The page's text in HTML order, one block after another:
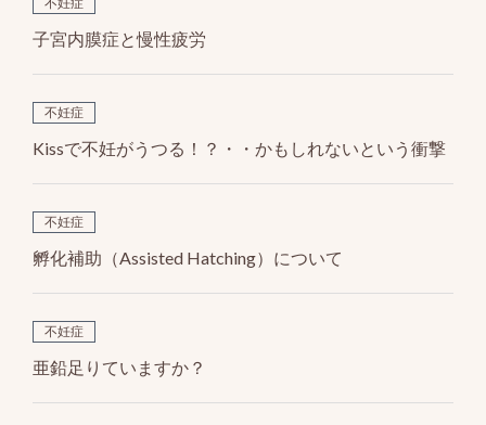
k
子宮内膜症と慢性疲労
不妊症
Kissで不妊がうつる！？・・かもしれないという衝撃
不妊症
孵化補助（Assisted Hatching）について
不妊症
亜鉛足りていますか？